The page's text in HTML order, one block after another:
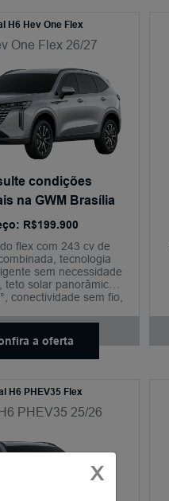
H6 Hev One Flex
One Flex 26/27
condições
na GWM Brasília
R$199.900
flex com 243 cv de
tecnologia
sem necessidade
teto solar panorâmico,
conectividade sem fio,
nível 2+.
a oferta
H6 PHEV35 Flex
PHEV35 25/26
X